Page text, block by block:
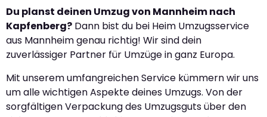
Du planst deinen Umzug von Mannheim nach
Kapfenberg? Dann bist du bei Heim Umzugsservice
aus Mannheim genau richtig! Wir sind dein
zuverlässiger Partner für Umzüge in ganz Europa.
Mit unserem umfangreichen Service kümmern wir uns
um alle wichtigen Aspekte deines Umzugs. Von der
sorgfältigen Verpackung des Umzugsguts über den